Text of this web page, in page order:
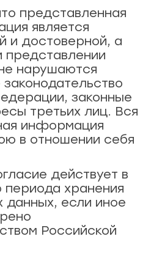
представленная
является
и достоверной, а
представлении
нарушаются
законные
третьих лиц. Вся
информация
в отношении себя
действует в
периода хранения
данных, если иное
Российской